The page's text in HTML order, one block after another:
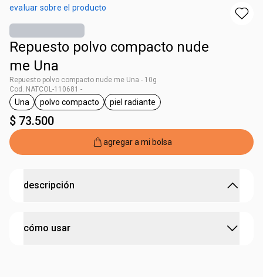
evaluar sobre el producto
Repuesto polvo compacto nude
me Una
Repuesto polvo compacto nude me Una - 10g
Cod. NATCOL-110681 -
general.tag Una
Una
general.tag polvo compacto
polvo compacto
general.tag piel radiante
piel radiante
$ 73.500
agregar a mi bolsa
descripción
finas controlando la luminosidad de la piel. Resistente al
cómo usar